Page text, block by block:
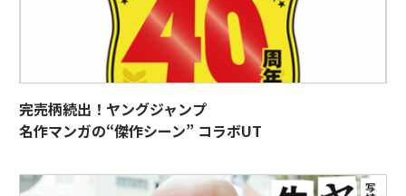
完売柄続出！ヤングジャンプ
名作マンガの“傑作シーン” コラボUT